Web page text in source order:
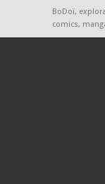
BoDoï,
comics,